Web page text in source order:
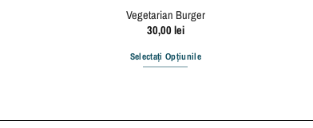
Vegetarian Burger
30,00lei
Selectați Opțiunile